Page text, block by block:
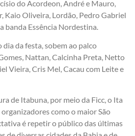
do Acordeon, André e Mauro,
Kaio Oliveira, Lordão, Pedro Gabriel
banda Essência Nordestina.
dia da festa, sobem ao palco
Nattan, Calcinha Preta, Netto
Vieira, Cris Mel, Cacau com Leite e
de Itabuna, por meio da Ficc, o Ita
como o maior São
é repetir o público das últimas